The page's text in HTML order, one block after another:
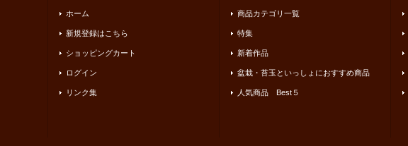
ホーム
新規登録はこちら
ショッピングカート
ログイン
リンク集
商品カテゴリ一覧
特集
新着作品
盆栽・苔玉といっしょにおすすめ商品
人気商品 Best５